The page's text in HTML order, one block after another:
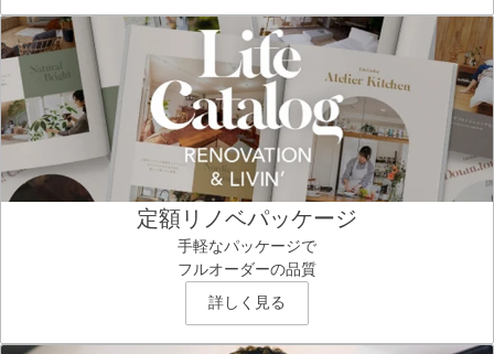
定額リノベパッケージ
手軽なパッケージで
フルオーダーの品質
詳しく見る